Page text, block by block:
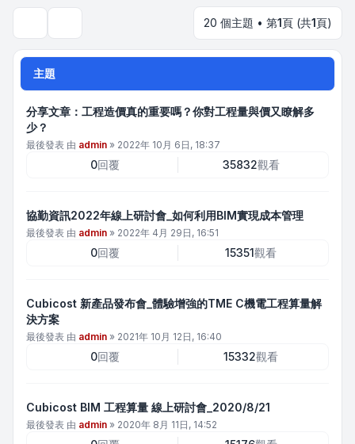
20 個主題 • 第1頁 (共1頁)
主題
分享文章：工程造價真的重要嗎？你對工程量與價又瞭解多
少？
最後發表 由 admin » 2022年 10月 6日, 18:37
0回覆 35832觀看
協勤資訊2022年線上研討會_如何利用BIM實現成本管理
最後發表 由 admin » 2022年 4月 29日, 16:51
0回覆 15351觀看
Cubicost 新產品發布會_體驗增強的TME C機電工程算量解
決方案
最後發表 由 admin » 2021年 10月 12日, 16:40
0回覆 15332觀看
Cubicost BIM 工程算量 線上研討會_2020/8/21
最後發表 由 admin » 2020年 8月 11日, 14:52